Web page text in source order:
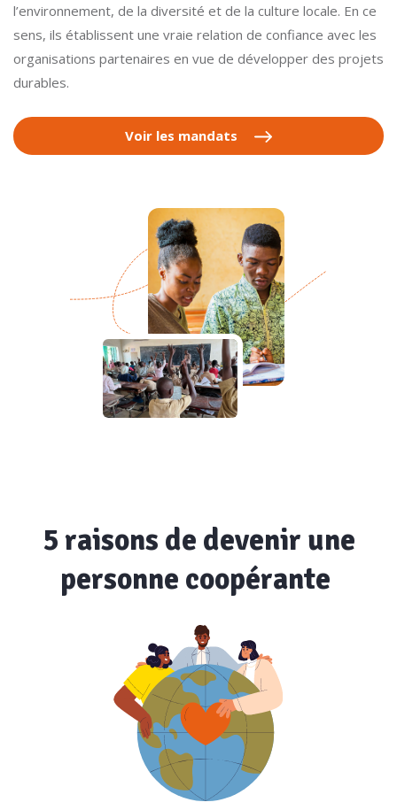
l’environnement, de la diversité et de la culture locale. En ce
sens, ils établissent une vraie relation de confiance avec les
organisations partenaires en vue de développer des projets
durables.
Voir les mandats
5 raisons de devenir une
personne coopérante